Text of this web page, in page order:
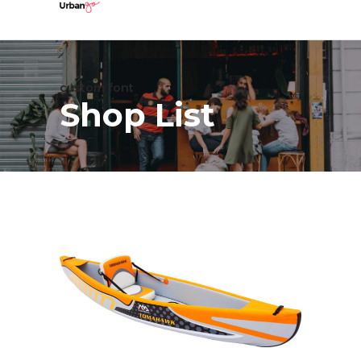
custom font
Shop List
ΔΙΑΒΆΣΤΕ ΠΕΡΙΣΣΌΤΕΡΑ